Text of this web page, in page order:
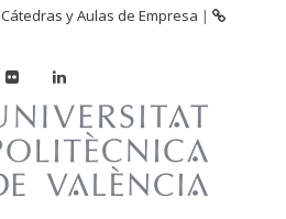
Cátedras y Aulas de Empresa |